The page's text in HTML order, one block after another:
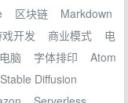
区块链
Markdown
戏开发 商业模式
电
脑 字体排印
Atom
Stable Diffusion